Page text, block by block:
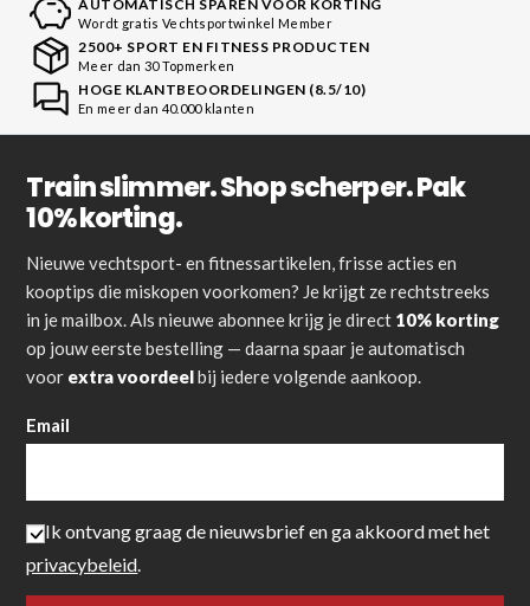
AUTOMATISCH SPAREN VOOR KORTING
Wordt gratis Vechtsportwinkel Member
2500+ SPORT EN FITNESS PRODUCTEN
Meer dan 30 Topmerken
HOGE KLANTBEOORDELINGEN (8.5/10)
En meer dan 40.000 klanten
Train slimmer. Shop scherper. Pak
10% korting.
Nieuwe vechtsport- en fitnessartikelen, frisse acties en
kooptips die miskopen voorkomen? Je krijgt ze rechtstreeks
in je mailbox. Als nieuwe abonnee krijg je direct 10% korting
op jouw eerste bestelling — daarna spaar je automatisch
voor extra voordeelbij iedere volgende aankoop.
Email
Ik ontvang graag de nieuwsbrief en ga akkoord met het
privacybeleid